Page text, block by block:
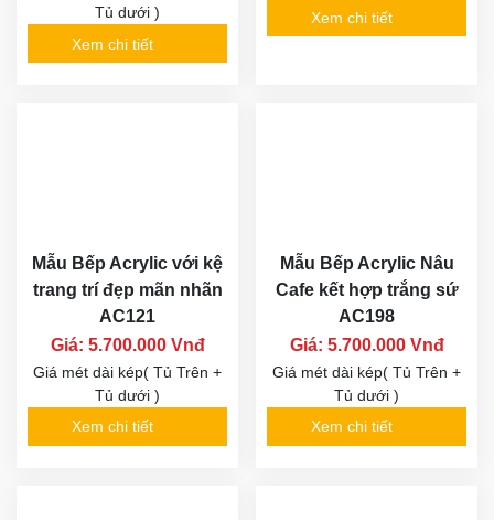
Tủ dưới )
Xem chi tiết
Xem chi tiết
Mẫu Bếp Acrylic với kệ
trang trí đẹp mãn nhãn
AC121
Giá: 5.700.000 Vnđ
Giá mét dài kép( Tủ Trên +
Tủ dưới )
Xem chi tiết
Mẫu Bếp Acrylic Nâu
Cafe kết hợp trắng sứ
AC198
Giá: 5.700.000 Vnđ
Giá mét dài kép( Tủ Trên +
Tủ dưới )
Xem chi tiết